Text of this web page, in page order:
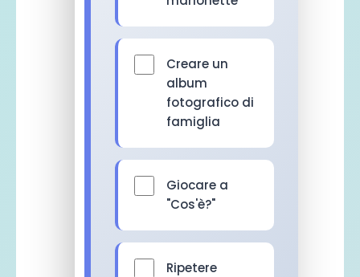
Creare un
album
fotografico di
famiglia
Giocare a
"Cos'è?"
Ripetere